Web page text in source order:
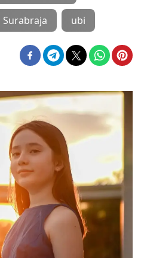
Surabraja ubi